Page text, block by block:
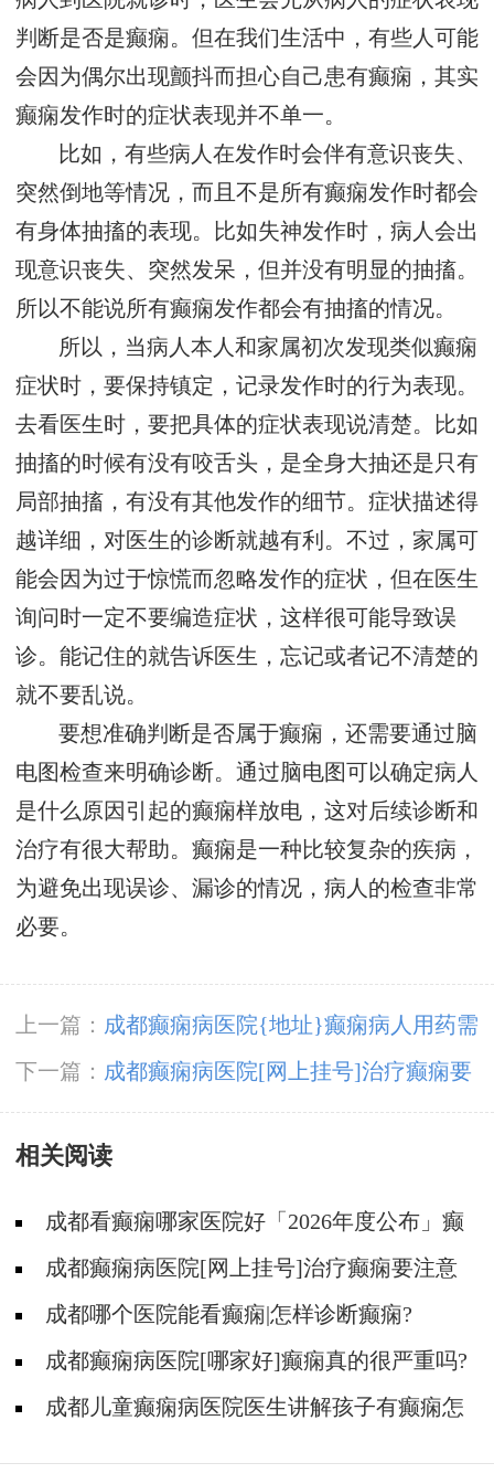
判断是否是癫痫。但在我们生活中，有些人可能
会因为偶尔出现颤抖而担心自己患有癫痫，其实
癫痫发作时的症状表现并不单一。
比如，有些病人在发作时会伴有意识丧失、
突然倒地等情况，而且不是所有癫痫发作时都会
有身体抽搐的表现。比如失神发作时，病人会出
现意识丧失、突然发呆，但并没有明显的抽搐。
所以不能说所有癫痫发作都会有抽搐的情况。
所以，当病人本人和家属初次发现类似癫痫
症状时，要保持镇定，记录发作时的行为表现。
去看医生时，要把具体的症状表现说清楚。比如
抽搐的时候有没有咬舌头，是全身大抽还是只有
局部抽搐，有没有其他发作的细节。症状描述得
越详细，对医生的诊断就越有利。不过，家属可
能会因为过于惊慌而忽略发作的症状，但在医生
询问时一定不要编造症状，这样很可能导致误
诊。能记住的就告诉医生，忘记或者记不清楚的
就不要乱说。
要想准确判断是否属于癫痫，还需要通过脑
电图检查来明确诊断。通过脑电图可以确定病人
是什么原因引起的癫痫样放电，这对后续诊断和
治疗有很大帮助。癫痫是一种比较复杂的疾病，
为避免出现误诊、漏诊的情况，病人的检查非常
必要。
上一篇： 成都癫痫病医院{地址}癫痫病人用药需
注意什么?
下一篇： 成都癫痫病医院[网上挂号]治疗癫痫要
注意什么?
相关阅读
成都看癫痫哪家医院好「2026年度公布」癫
痫病人适合参加哪些体育活动?
成都癫痫病医院[网上挂号]治疗癫痫要注意
什么?成都哪个医院能看癫痫|怎样诊断癫痫?
成都癫痫病医院[哪家好]癫痫真的很严重吗?
成都儿童癫痫病医院医生讲解孩子有癫痫怎